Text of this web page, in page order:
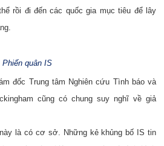
rồi đi đến các quốc gia mục tiêu để lây
Phiến quân IS
đốc Trung tâm Nghiên cứu Tình báo và
cũng có chung suy nghĩ về giả
là có cơ sở. Những kẻ khủng bố IS tin